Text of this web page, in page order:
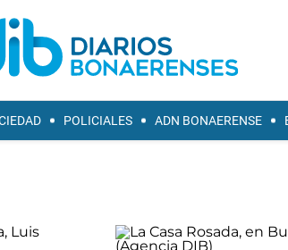
POLICIALES ADN BONAERENSE